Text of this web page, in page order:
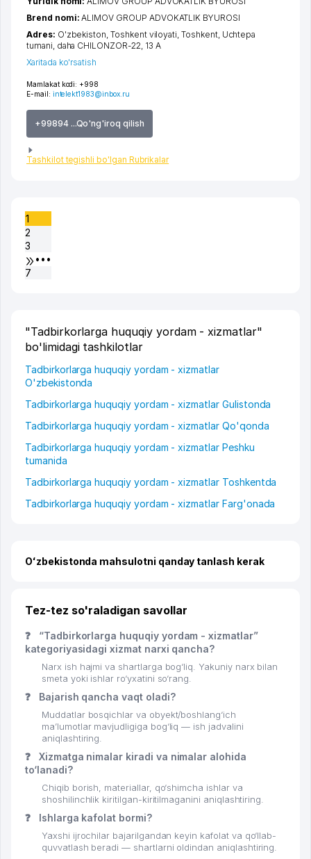
Mamlakat kodi: +998
E-mail: intelekt1983@inbox.ru
+99894 ...Qo'ng'iroq qilish
Tashkilot tegishli bo'lgan Rubrikalar
Brend nomi:ALIMOV GROUP ADVOKATLIK BYUROSI
Adres: O'zbekiston,Toshkent viloyati ,Toshkent, Uchtepa
tumani daha CHILONZOR-22 , 13 A
Xaritada ko'rsatish
1
2
3
•••
7
"Tadbirkorlarga huquqiy yordam - xizmatlar"
bo'limidagi tashkilotlar
Tadbirkorlarga huquqiy yordam - xizmatlar
O'zbekistonda
Tadbirkorlarga huquqiy yordam - xizmatlar Gulistonda
Tadbirkorlarga huquqiy yordam - xizmatlar Qo'qonda
Tadbirkorlarga huquqiy yordam - xizmatlar Peshku
tumanida
Tadbirkorlarga huquqiy yordam - xizmatlar Toshkentda
Tadbirkorlarga huquqiy yordam - xizmatlar Farg'onada
Oʻzbekistonda mahsulotni qanday tanlash kerak
Tez-tez so'raladigan savollar
❓
“Tadbirkorlarga huquqiy yordam - xizmatlar”
kategoriyasidagi xizmat narxi qancha?
Narx ish hajmi va shartlarga bog‘liq. Yakuniy narx bilan
smeta yoki ishlar ro‘yxatini so‘rang.
❓ Bajarish qancha vaqt oladi?
Muddatlar bosqichlar va obyekt/boshlang‘ich
ma’lumotlar mavjudligiga bog‘liq — ish jadvalini
aniqlashtiring.
❓
Xizmatga nimalar kiradi va nimalar alohida
to‘lanadi?
Chiqib borish, materiallar, qo‘shimcha ishlar va
shoshilinchlik kiritilgan-kiritilmaganini aniqlashtiring.
❓ Ishlarga kafolat bormi?
Yaxshi ijrochilar bajarilgandan keyin kafolat va qo‘llab-
quvvatlash beradi — shartlarni oldindan aniqlashtiring.